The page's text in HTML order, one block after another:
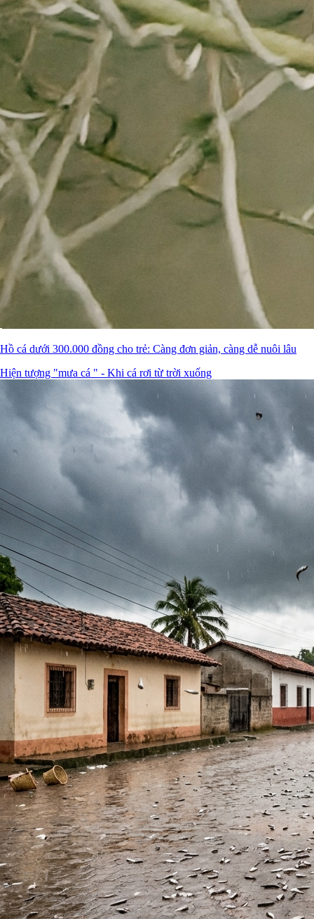
Hồ cá dưới 300.000 đồng cho trẻ: Càng đơn giản, càng dễ nuôi lâu
Hiện tượng "mưa cá " - Khi cá rơi từ trời xuống